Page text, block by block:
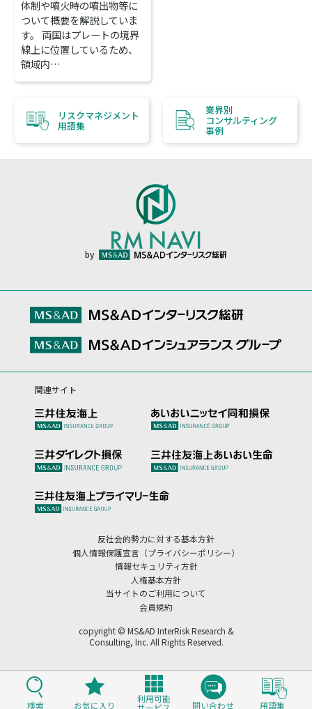
検索 お気に入り
利用可能
問い合わせ 用語集
体制や噴火時の噴出物等に
ついて概要を解説していま
す。 両国はプレートの境界
線上に位置しているため、
領域内…
リスクマネジメント
用語集
業界別
コンサルティング
事例
by
関連サイト
反社会的勢力に対する基本方針
個人情報保護宣言（プライバシーポリシー）
情報セキュリティ方針
人権基本方針
当サイトのご利用について
会員規約
copyright © MS&AD InterRisk Research &
Consulting, Inc. All Rights Reserved.